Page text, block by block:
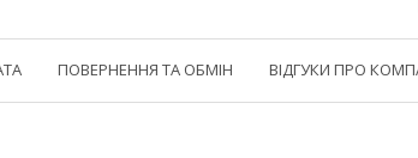
ПОВЕРНЕННЯ ТА ОБМІН ВІДГУКИ ПРО